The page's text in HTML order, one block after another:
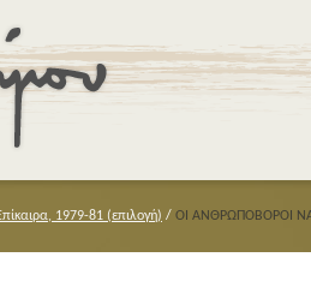
1979-81 (επιλογή) / ΟΙ ΑΝΘΡΩΠΟΒΟΡΟΙ